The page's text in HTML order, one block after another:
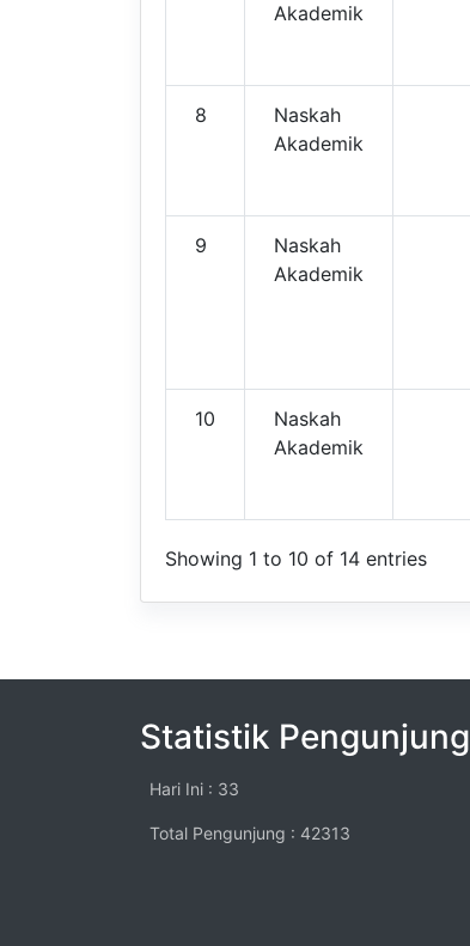
Akademik
8
Naskah
Akademik
9
Naskah
Akademik
10
Naskah
Akademik
Showing 1 to 10 of 14 entries
Statistik Pengunjung
Hari Ini : 33
Total Pengunjung : 42313